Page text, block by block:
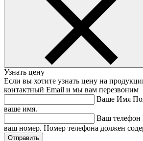
Узнать цену
Если вы хотите узнать цену на
контактный Email и мы вам перезвоним
Ваше Имя
ваше имя.
Ваш телефон
ваш номер. Номер телефона должен